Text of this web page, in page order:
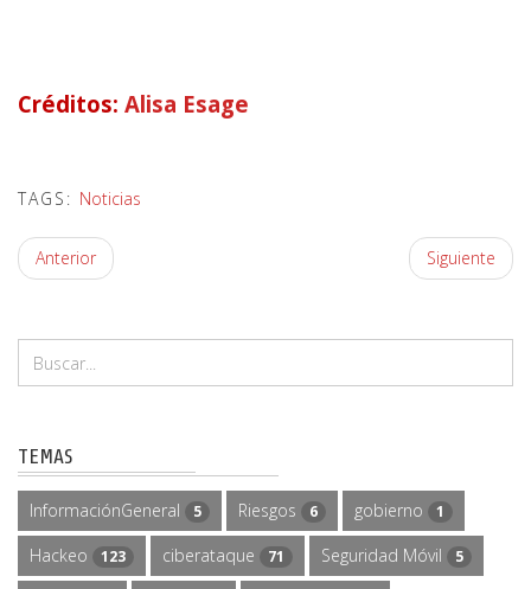
Créditos: Alisa Esage
TAGS: Noticias
Anterior Siguiente
TEMAS
InformaciónGeneral 5 Riesgos 6 gobierno 1
Hackeo 123 ciberataque 71 Seguridad Móvil 5